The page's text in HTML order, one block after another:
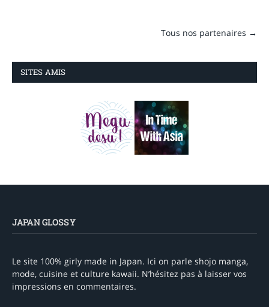
Tous nos partenaires →
SITES AMIS
JAPAN GLOSSY
Le site 100% girly made in Japan. Ici on parle shojo manga,
mode, cuisine et culture kawaii. N’hésitez pas à laisser vos
impressions en commentaires.